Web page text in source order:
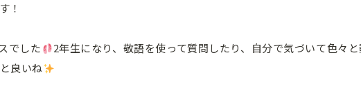
！
でした 2年生になり、敬語を使って質問したり、自分で気づいて色々
良いね